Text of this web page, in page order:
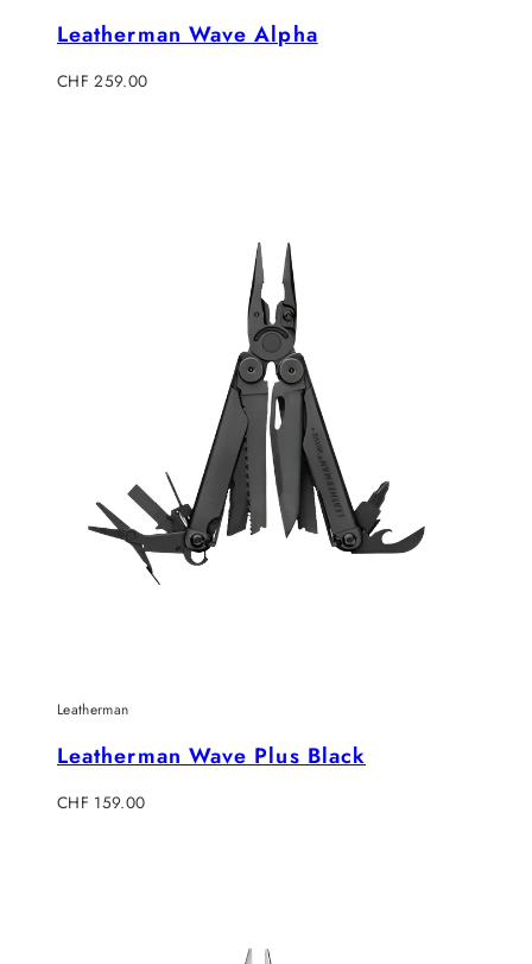
Leatherman Wave Alpha
Regulärer
CHF 259.00
Leatherman
Leatherman Wave Plus Black
Regulärer
CHF 159.00